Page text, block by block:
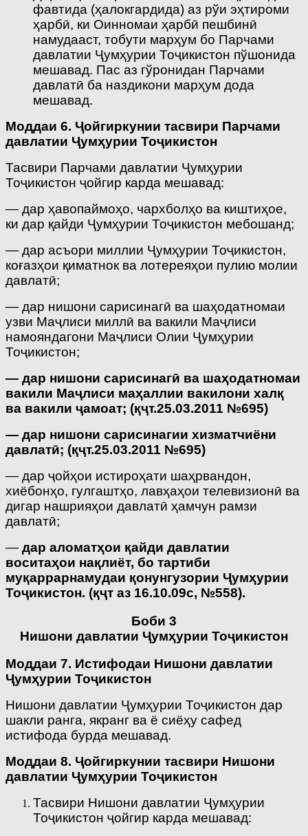
фавтида (ҳалокгардида) аз рўи эҳтироми
ҳарбӣ, ки Оинномаи ҳарбӣ пешбинӣ
намудааст, тобути марҳум бо Парчами
давлатии Ҷумҳурии Тоҷикистон пўшонида
мешавад. Пас аз гўронидан Парчами
давлатӣ ба наздикони марҳум дода
мешавад.
Моддаи 6. Ҷойгиркунии тасвири Парчами
давлатии Ҷумҳурии Тоҷикистон
Тасвири Парчами давлатии Ҷумҳурии
Тоҷикистон ҷойгир карда мешавад:
— дар ҳавопаймоҳо, чархболҳо ва киштиҳое,
ки дар қайди Ҷумҳурии Тоҷикистон мебошанд;
— дар асъори миллии Ҷумҳурии Тоҷикистон,
коғазҳои қиматнок ва лотереяҳои пулию молии
давлатӣ;
— дар нишони сарисинагӣ ва шаҳодатномаи
узви Маҷлиси миллӣ ва вакили Маҷлиси
намояндагони Маҷлиси Олии Ҷумҳурии
Тоҷикистон;
— дар нишони сарисинагӣ ва шаҳодатномаи
вакили Маҷлиси маҳаллии вакилони халқ
ва вакили ҷамоат; (қҷт.25.03.2011 №695)
— дар нишони сарисинагии хизматчиёни
давлатӣ; (қҷт.25.03.2011 №695)
— дар ҷойҳои истироҳати шаҳрвандон,
хиёбонҳо, гулгаштҳо, лавҳаҳои телевизионӣ ва
дигар нашрияҳои давлатӣ ҳамчун рамзи
давлатӣ;
— дар аломатҳои қайди давлатии
воситаҳои нақлиёт, бо тартиби
муқаррарнамудаи қонунгузории Ҷумҳурии
Тоҷикистон. (қҷт аз 16.10.09с, №558).
Боби 3
Нишони давлатии Ҷумҳурии Тоҷикистон
Моддаи 7. Истифодаи Нишони давлатии
Ҷумҳурии Тоҷикистон
Нишони давлатии Ҷумҳурии Тоҷикистон дар
шакли ранга, якранг ва ё сиёҳу сафед
истифода бурда мешавад.
Моддаи 8. Ҷойгиркунии тасвири Нишони
давлатии Ҷумҳурии Тоҷикистон
Тасвири Нишони давлатии Ҷумҳурии
Тоҷикистон ҷойгир карда мешавад: